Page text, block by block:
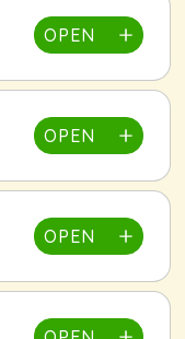
新所沢西口店
渋谷店 新橋店
豊岡店